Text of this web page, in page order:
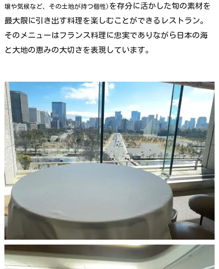
壌や気候など、その土地が持つ個性) を存分に活かした旬の素材を
最大限に引き出す料理を楽しむことができるレストラン。
そのメニューはフランス料理に忠実でありながら日本の海
と大地の恵みの大切さを表現しています。